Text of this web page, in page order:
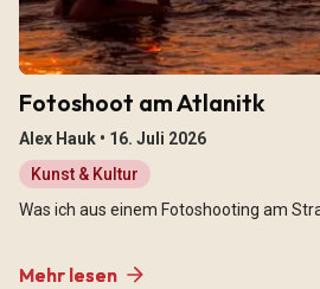
Fotoshoot am Atlanitk
Alex Hauk • 16. Juli 2026
Kunst & Kultur
Was ich aus einem Fotoshooting am
Mehr lesen